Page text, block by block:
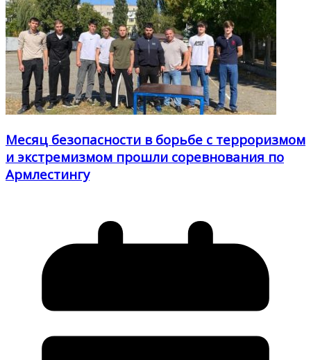
Месяц безопасности в борьбе с терроризмом
и экстремизмом прошли соревнования по
Армлестингу